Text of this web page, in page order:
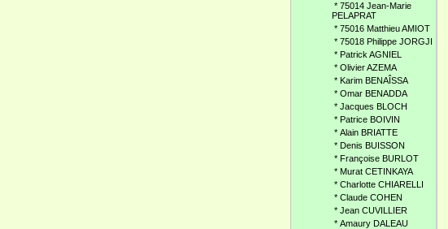
* 75014 Jean-Marie
PELAPRAT
* 75016 Matthieu AMIOT
* 75018 Philippe JORGJI
* Patrick AGNIEL
* Olivier AZEMA
* Karim BENAÎSSA
* Omar BENADDA
* Jacques BLOCH
* Patrice BOIVIN
* Alain BRIATTE
* Denis BUISSON
* Françoise BURLOT
* Murat CETINKAYA
* Charlotte CHIARELLI
* Claude COHEN
* Jean CUVILLIER
* Amaury DALEAU